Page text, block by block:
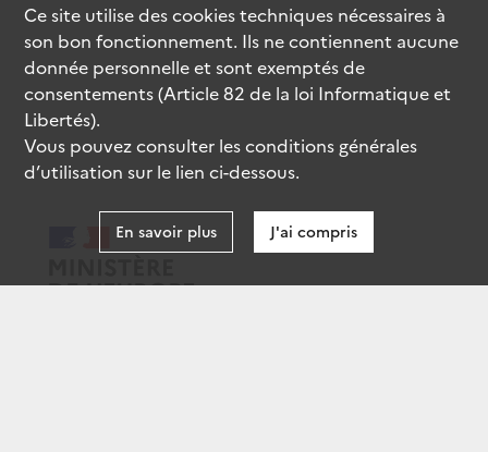
Ce site utilise descookiestechniques nécessaires à
son bon fonctionnement. Ils ne contiennent aucune
donnée personnelle et sont exemptés de
consentements (Article 82 de la loi Informatique et
Libertés).
Vous pouvez consulter les conditions générales
d’utilisation sur le lien ci-dessous.
En savoir plus J'ai compris